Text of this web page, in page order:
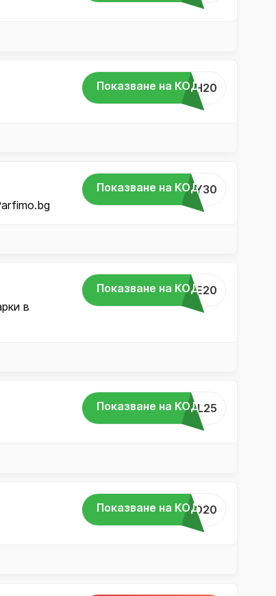
Показване на КОД...H20
Показване на КОД...Y30
в
Показване на КОД...E20
Показване на КОД...L25
Показване на КОД...O20